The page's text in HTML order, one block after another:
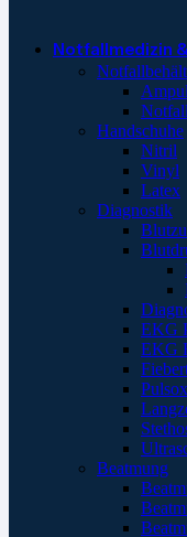
Notfallmedizin
Handschuhe
Nitril
Vinyl
Latex
Diagnostik
EKG
EKG
Beatmung